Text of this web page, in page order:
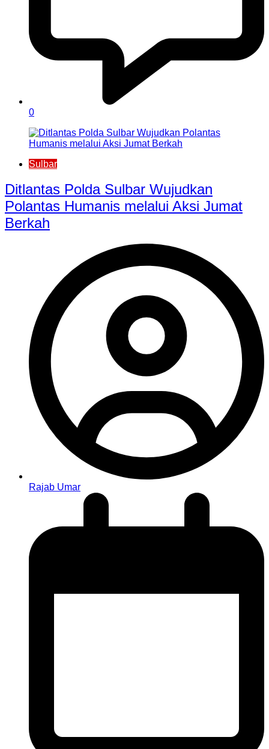
0
Sulbar
Ditlantas Polda Sulbar Wujudkan
Polantas Humanis melalui Aksi Jumat
Berkah
Rajab Umar